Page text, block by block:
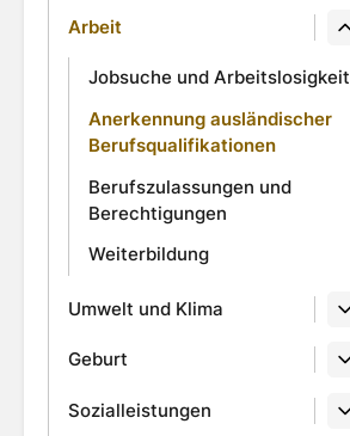
Arbeit
Jobsuche und Arbeitslosigkeit
Anerkennung ausländischer
Berufsqualifikationen
Berufszulassungen und
Berechtigungen
Weiterbildung
Umwelt und Klima
Geburt
Sozialleistungen